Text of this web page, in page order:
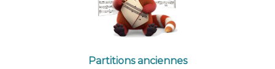
Partitions anciennes